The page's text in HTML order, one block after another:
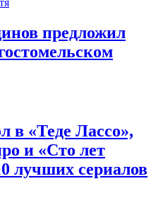
предложил
в «Теде Лассо»,
и «Сто лет
лучших сериалов